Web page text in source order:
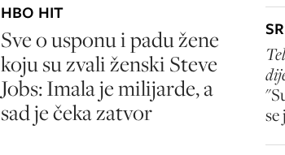
HBO HIT
Sve o usponu i padu žene
koju su zvali ženski Steve
Jobs: Imala je milijarde, a
sad je čeka zatvor